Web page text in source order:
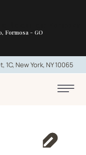
Formosa - GO
1C, New York, NY 10065